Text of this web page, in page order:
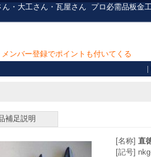
・大工さん・瓦屋さん プロ必需品板金
ンバー登録でポイントも付いてくる
|
補足説明
[名称] 直
[記号]